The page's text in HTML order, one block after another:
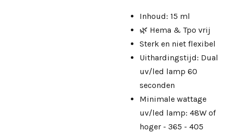
Inhoud: 15 ml
🌿 Hema & Tpo vrij
Sterk en niet flexibel
Uithardingstijd: Dual
uv/led lamp 60
seconden
Minimale wattage
uv/led lamp: 48W of
hoger - 365 - 405